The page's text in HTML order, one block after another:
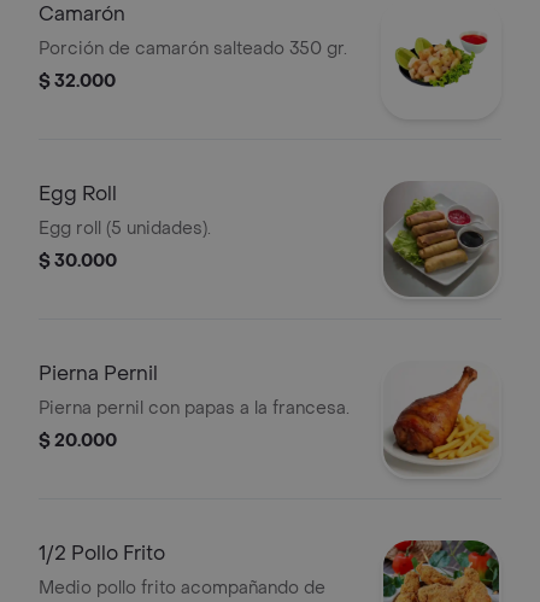
Camarón
Porción de camarón salteado 350 gr.
$ 32.000
Egg Roll
Egg roll (5 unidades).
$ 30.000
Pierna Pernil
Pierna pernil con papas a la francesa.
$ 20.000
1/2 Pollo Frito
Medio pollo frito acompañando de